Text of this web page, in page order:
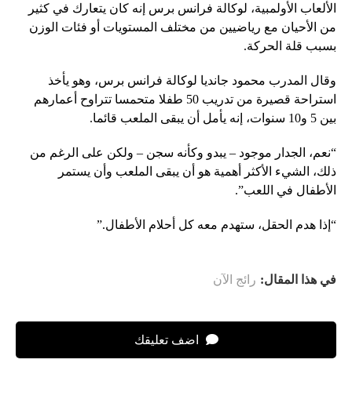
الألعاب الأولمبية، لوكالة فرانس برس إنه كان يتعارك في كثير
من الأحيان مع رياضيين من مختلف المستويات أو فئات الوزن
بسبب قلة الحركة.
وقال المدرب محمود جانديا لوكالة فرانس برس، وهو يأخذ
استراحة قصيرة من تدريب 50 طفلا متحمسا تتراوح أعمارهم
بين 5 و10 سنوات، إنه يأمل أن يبقى الملعب قائما.
“نعم، الجدار موجود – يبدو وكأنه سجن – ولكن على الرغم من
ذلك، الشيء الأكثر أهمية هو أن يبقى الملعب وأن يستمر
الأطفال في اللعب”.
“إذا هدم الحقل، ستهدم معه كل أحلام الأطفال.”
في هذا المقال: رائج الآن
اضف تعليقك